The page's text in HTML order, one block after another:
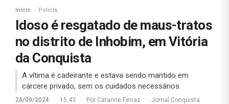
Início Polícia
Idoso é resgatado de maus-tratos
no distrito de Inhobim, em Vitória
da Conquista
A vítima é cadeirante e estava sendo mantido em
cárcere privado, sem os cuidados necessários.
24/09/2024 · 15:43 · Por Catarine Ferraz · Jornal Conquista